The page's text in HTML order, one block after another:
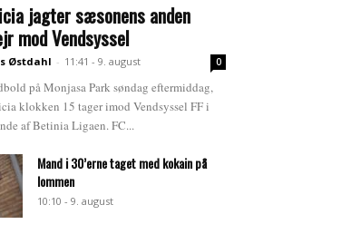
jagter sæsonens anden
mod Vendsyssel
Østdahl - 11:41 - 9. august 0
på Monjasa Park søndag eftermiddag,
klokken 15 tager imod Vendsyssel FF i
af Betinia Ligaen. FC...
Mand i 30’erne taget med kokain på
lommen
10:10 - 9. august